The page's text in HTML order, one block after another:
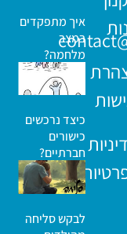
איך מתפקדים
במצב
מלחמה?
כיצד נרכשים
כישורים
חברתיים?
לבקש סליחה